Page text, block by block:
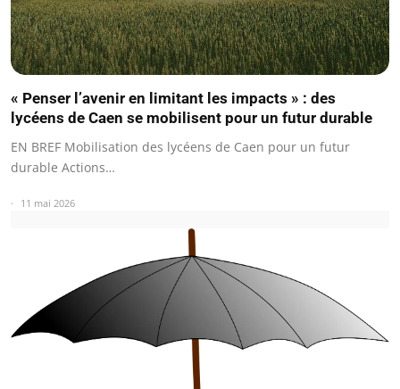
« Penser l’avenir en limitant les impacts » : des
lycéens de Caen se mobilisent pour un futur durable
EN BREF Mobilisation des lycéens de Caen pour un futur
durable Actions…
11 mai 2026